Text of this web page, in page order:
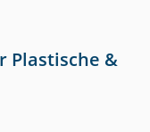
Plastische &